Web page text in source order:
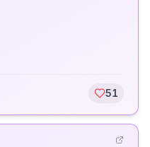
51